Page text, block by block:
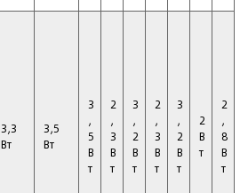
3,3
Вт
3,5
Вт
3
,
5
В
т
2
,
3
В
т
3
,
2
В
т
2
,
3
В
т
3
,
2
В
т
2
В
т
2
,
8
В
т